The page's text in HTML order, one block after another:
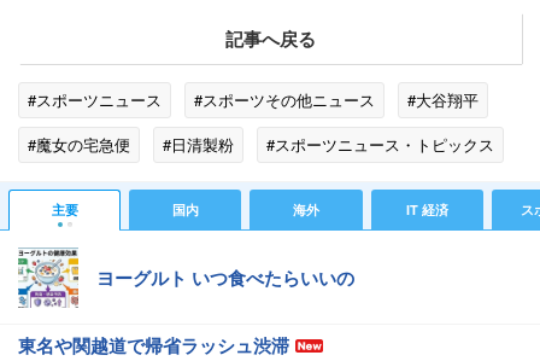
記事へ戻る
#スポーツニュース #スポーツその他ニュース
#大谷翔平
#魔女の宅急便
#日清製粉 #スポーツニュース・トピックス
主要 国内 海外 IT 経済 ス
ヨーグルト いつ食べたらいいの
東名や関越道で帰省ラッシュ渋滞